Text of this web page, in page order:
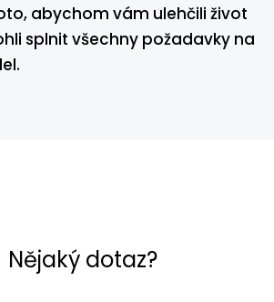
abychom vám ulehčili život
splnit všechny požadavky na
Nějaký dotaz?